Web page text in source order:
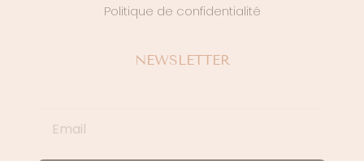
Politique de confidentialité
NEWSLETTER